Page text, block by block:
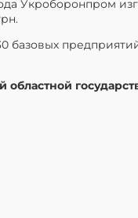
Укроборонпром
базовых